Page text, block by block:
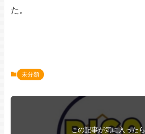
た。
未分類
この記事が気に入ったら